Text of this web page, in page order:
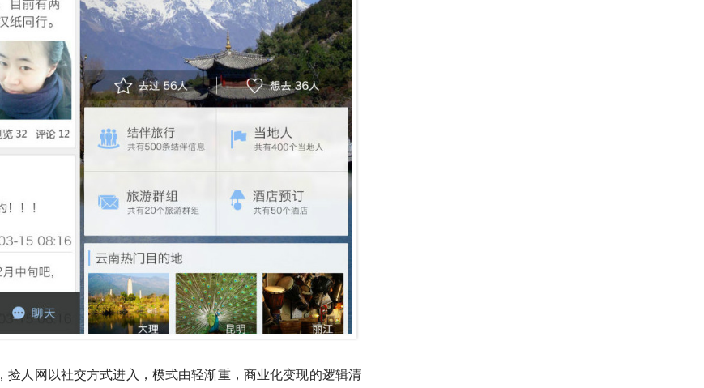
，捡人网以社交方式进入，模式由轻渐重，商业化变现的逻辑清